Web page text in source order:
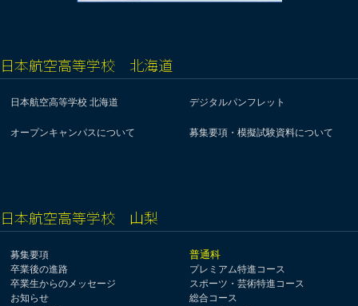
日本航空高等学校 北海道
日本航空高等学校 北海道 デジタルパンフレット
オープンキャンパスについて 募集要項・模擬試験資料について
日本航空高等学校 山梨
募集要項
卒業後の進路
卒業生からのメッセージ
お知らせ
普通科
プレミアム特進コース
スポーツ・芸術特進コース
総合コース